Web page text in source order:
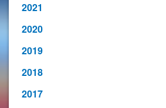
2021
2020
2019
2018
2017